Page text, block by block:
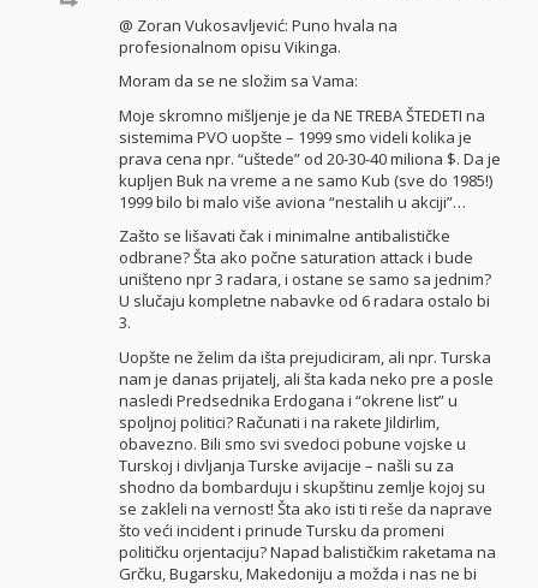
@ Zoran Vukosavljević: Puno hvala na
profesionalnom opisu Vikinga.
Moram da se ne složim sa Vama:
Moje skromno mišljenje je da NE TREBA ŠTEDETI na
sistemima PVO uopšte – 1999 smo videli kolika je
prava cena npr. “uštede” od 20-30-40 miliona $. Da je
kupljen Buk na vreme a ne samo Kub (sve do 1985!)
1999 bilo bi malo više aviona “nestalih u akciji”…
Zašto se lišavati čak i minimalne antibalističke
odbrane? Šta ako počne saturation attack i bude
uništeno npr 3 radara, i ostane se samo sa jednim?
U slučaju kompletne nabavke od 6 radara ostalo bi
3.
Uopšte ne želim da išta prejudiciram, ali npr. Turska
nam je danas prijatelj, ali šta kada neko pre a posle
nasledi Predsednika Erdogana i “okrene list” u
spoljnoj politici? Računati i na rakete Jildirlim,
obavezno. Bili smo svi svedoci pobune vojske u
Turskoj i divljanja Turske avijacije – našli su za
shodno da bombarduju i skupštinu zemlje kojoj su
se zakleli na vernost! Šta ako isti ti reše da naprave
što veći incident i prinude Tursku da promeni
političku orjentaciju? Napad balističkim raketama na
Grčku, Bugarsku, Makedoniju a možda i nas ne bi